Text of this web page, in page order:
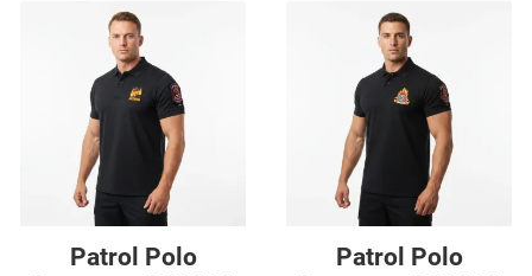
Προσθήκη στα αγαπημένα
Προσθήκη για σύγκριση
Γρήγορη ματιά
Patrol Polo
Patrol Polo